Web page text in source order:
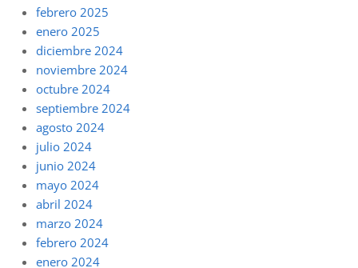
febrero 2025
enero 2025
diciembre 2024
noviembre 2024
octubre 2024
septiembre 2024
agosto 2024
julio 2024
junio 2024
mayo 2024
abril 2024
marzo 2024
febrero 2024
enero 2024